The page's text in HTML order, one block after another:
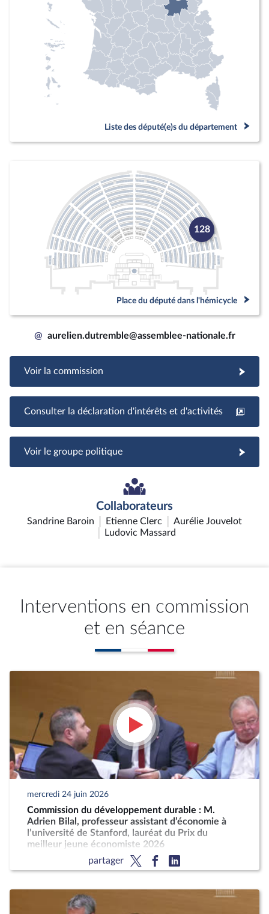
Liste des député(e)s du département
128
Place du député dans l'hémicycle
@ aurelien.dutremble@assemblee-nationale.fr
Voir la commission
Consulter la déclaration d'intérêts et d'activités
Voir le groupe politique
Collaborateurs
Sandrine Baroin Etienne Clerc
Aurélie Jouvelot
Ludovic Massard
Interventions en commission
et en séance
mercredi 24 juin 2026
Commission du développement durable : M.
Adrien Bilal, professeur assistant d’économie à
l’université de Stanford, lauréat du Prix du
meilleur jeune économiste 2026
partager